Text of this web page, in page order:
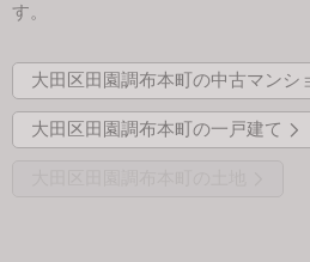
す。
大田区田園調布本町の中古マンシ
大田区田園調布本町の一戸建て